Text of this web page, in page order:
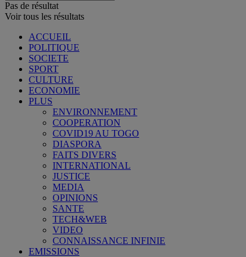
Pas de résultat
Voir tous les résultats
ACCUEIL
POLITIQUE
SOCIETE
SPORT
CULTURE
ECONOMIE
PLUS
ENVIRONNEMENT
COOPERATION
COVID19 AU TOGO
DIASPORA
FAITS DIVERS
INTERNATIONAL
JUSTICE
MEDIA
OPINIONS
SANTE
TECH&WEB
VIDEO
CONNAISSANCE INFINIE
EMISSIONS